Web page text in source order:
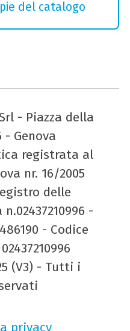
del catalogo
- Piazza della
Genova
registrata al
nr. 16/2005
delle
-
- Codice
(V3) - Tutti i
privacy